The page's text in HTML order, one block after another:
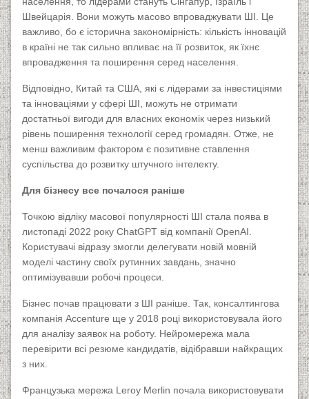
Швейцарія. Вони можуть масово впроваджувати ШІ. Це
важливо, бо є історична закономірність: кількість інновацій
в країні не так сильно впливає на її розвиток, як їхнє
впровадження та поширення серед населення.
Відповідно, Китай та США, які є лідерами за інвестиціями
та інноваціями у сфері ШІ, можуть не отримати
достатньої вигоди для власних економік через низький
рівень поширення технології серед громадян. Отже, не
менш важливим фактором є позитивне ставлення
суспільства до розвитку штучного інтелекту.
Для бізнесу все почалося раніше
Точкою відліку масової популярності ШІ стала поява в
листопаді 2022 року ChatGPT від компанії OpenAI.
Користувачі відразу змогли делегувати новій мовній
моделі частину своїх рутинних завдань, значно
оптимізувавши робочі процеси.
Бізнес почав працювати з ШІ раніше. Так, консалтингова
компанія Accenture ще у 2018 році використовувала його
для аналізу заявок на роботу. Нейромережа мала
перевірити всі резюме кандидатів, відібравши найкращих
з них.
Французька мережа Leroy Merlin почала використовувати